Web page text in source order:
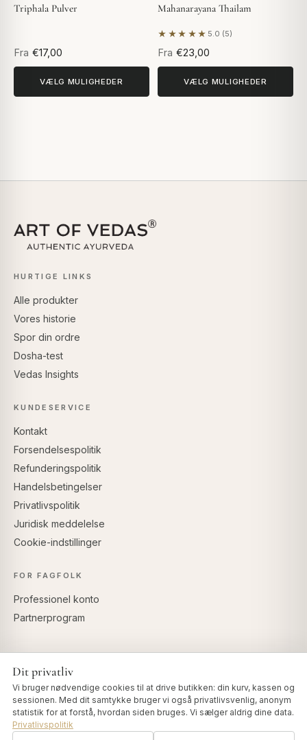
Triphala Pulver
Fra €17,00
VÆLG MULIGHEDER
Mahanarayana Thailam
★★★★★ 5.0 (5)
Baseret på 5 anmeldelser
Fra €23,00
VÆLG MULIGHEDER
HURTIGE LINKS
Alle produkter
Vores historie
Spor din ordre
Dosha-test
Vedas Insights
KUNDESERVICE
Kontakt
Forsendelsespolitik
Refunderingspolitik
Handelsbetingelser
Privatlivspolitik
Juridisk meddelelse
Cookie-indstillinger
FOR FAGFOLK
Professionel konto
Partnerprogram
Dit privatliv
Vi bruger nødvendige cookies til at drive butikken: din kurv, kassen og
sessionen. Med dit samtykke bruger vi også privatlivsvenlig, anonym
statistik for at forstå, hvordan siden bruges. Vi sælger aldrig dine data.
Privatlivspolitik